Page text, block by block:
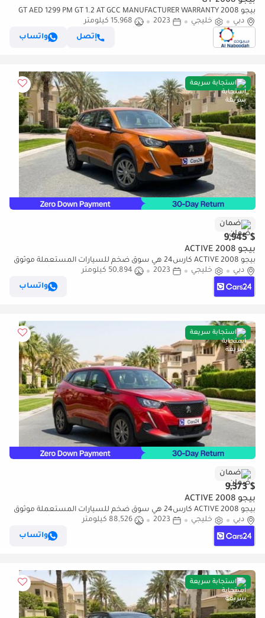
بيجو 2008 GT AED 1299 PM GT 1.2 AT GCC MANUFACTURER WARRANTY
2029 OR 100K KM
دبي خليجي 2023
15,968 كيلومتر
إتصل
واتساب
استجابة سريعة
ضمان
$ 9,945
بيجو 2008 ACTIVE
بيجو 2008 ACTIVE كارس24 هي سوق ضخم للسيارات المستعملة موثوق
ومضمون ٪كارس24 هي سوق ضخم للسيارات المستعملة موثوق
دبي خليجي 2023
50,894 كيلومتر
واتساب
استجابة سريعة
ضمان
$ 9,373
بيجو 2008 ACTIVE
بيجو 2008 ACTIVE كارس24 هي سوق ضخم للسيارات المستعملة موثوق
ومضمون ٪كارس24 هي سوق ضخم للسيارات المستعملة موثوق
دبي خليجي 2023
88,526 كيلومتر
واتساب
استجابة سريعة